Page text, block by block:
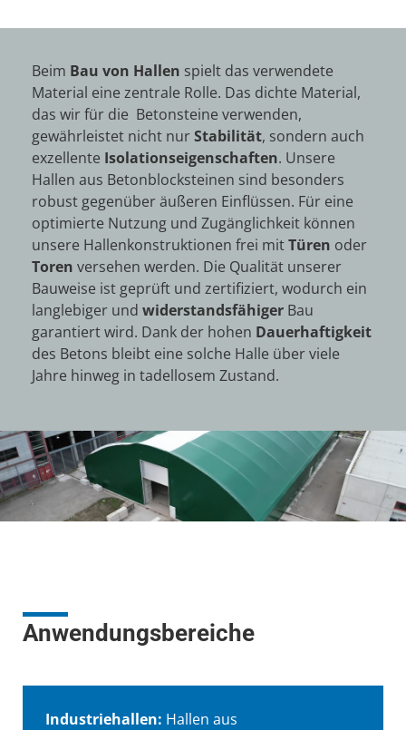
Beim Bau von Hallen spielt das verwendete
Material eine zentrale Rolle. Das dichte Material,
das wir für die Betonsteine verwenden,
gewährleistet nicht nurStabilität, sondern auch
exzellente Isolationseigenschaften. Unsere
Hallen aus Betonblocksteinen sind besonders
robust gegenüber äußeren Einflüssen. Für eine
optimierte Nutzung und Zugänglichkeit können
unsere Hallenkonstruktionen frei mitTüren oder
Toren versehen werden. Die Qualität unserer
Bauweise ist geprüft und zertifiziert, wodurch ein
langlebiger und widerstandsfähiger Bau
garantiert wird. Dank der hohen Dauerhaftigkeit
des Betons bleibt eine solche Halle über viele
Jahre hinweg in tadellosem Zustand.
Anwendungsbereiche
Industriehallen: Hallen aus